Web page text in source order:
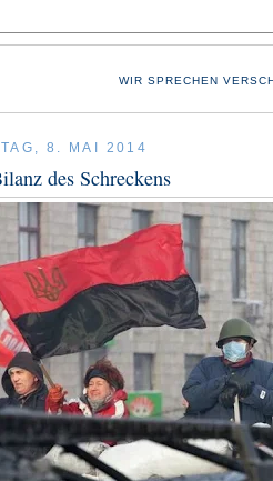
WIR SPRECHEN
8. MAI 2014
des Schreckens